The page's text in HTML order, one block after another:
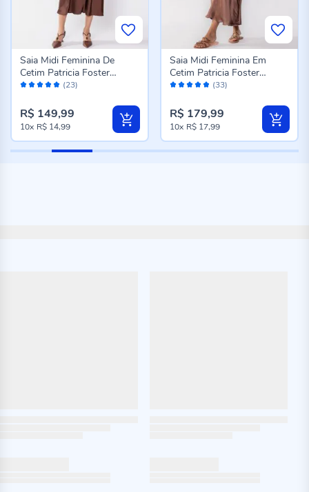
Avaliação: (23)
Saia Midi Feminina De
Cetim Patricia Foster
Marrom
R$ 149,99
10x R$ 14,99
Avaliação: (33)
Saia Midi Feminina Em
Cetim Patricia Foster
Marrom
R$ 179,99
10x R$ 17,99